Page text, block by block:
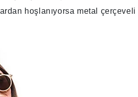
hoşlanıyorsa metal çerçeveli